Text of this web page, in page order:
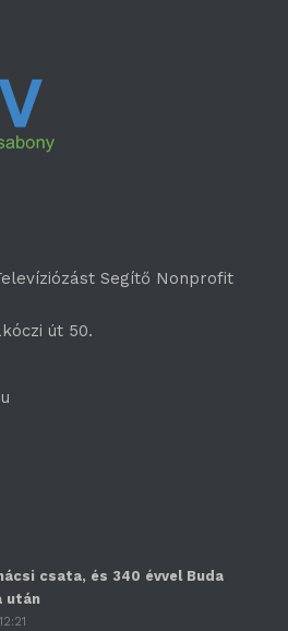
Segítő Nonprofit
út 50.
csata, és 340 évvel Buda
után